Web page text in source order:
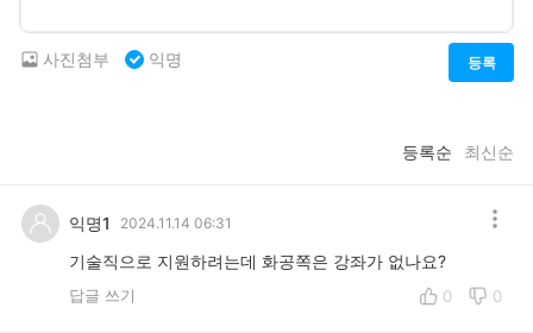
등록
사진첨부 익명
등록순 최신순
익명1 2024.11.14 06:31
기술직으로 지원하려는데 화공쪽은 강좌가 없나요?
답글 쓰기 0 0